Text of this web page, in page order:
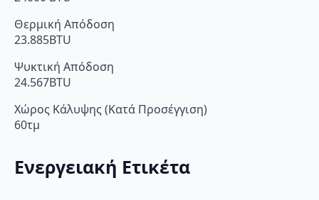
Θερμική Απόδοση
23.885BTU
Ψυκτική Απόδοση
24.567BTU
Χώρος Κάλυψης (Κατά Προσέγγιση)
60τμ
Ενεργειακή Ετικέτα